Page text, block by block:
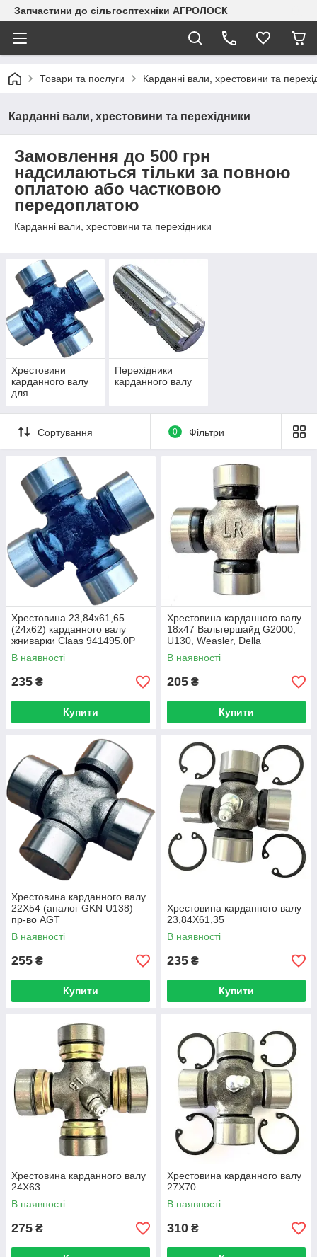
Запчастини до сільгосптехніки АГРОЛОСК
Товари та послуги Карданні вали, хрестовини та
Карданні вали, хрестовини та перехідники
Замовлення до 500 грн
надсилаються тільки за повною
оплатою або частковою
передоплатою
Карданні вали, хрестовини та перехідники
Хрестовини
карданного валу
для
Перехідники
карданного валу
Сортування 0 Фільтри
Хрестовина 23,84х61,65
(24х62) карданного валу
жниварки Claas 941495.0P
В наявності
235 ₴
Купити
Хрестовина карданного валу
18х47 Вальтершайд G2000,
U130, Weasler, Della
Concordia
В наявності
205 ₴
Купити
Хрестовина карданного валу
22Х54 (аналог GKN U138)
пр-во AGT
В наявності
255 ₴
Купити
Хрестовина карданного валу
23,84Х61,35
В наявності
235 ₴
Купити
Хрестовина карданного валу
24Х63
В наявності
275 ₴
Хрестовина карданного валу
27Х70
В наявності
310 ₴